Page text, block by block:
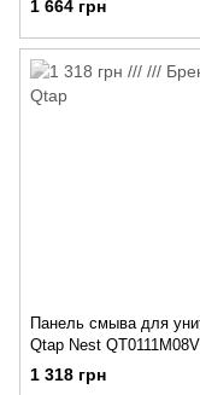
1 664 грн
Панель смыва для
Qtap Nest
1 318 грн